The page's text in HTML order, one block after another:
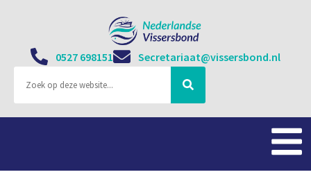
0527 698151 Secretariaat@vissersbond.nl